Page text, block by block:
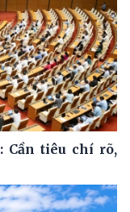
Cần tiêu chí rõ,